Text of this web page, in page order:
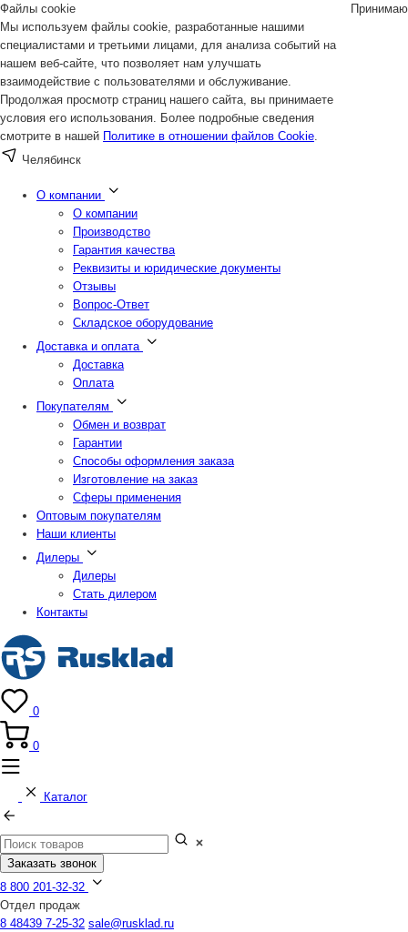
Файлы cookie
Мы используем файлы cookie, разработанные нашими
специалистами и третьими лицами, для анализа событий на
нашем веб-сайте, что позволяет нам улучшать
взаимодействие с пользователями и обслуживание.
Продолжая просмотр страниц нашего сайта, вы принимаете
условия его использования. Более подробные сведения
смотрите в нашей Политике в отношении файлов Cookie.
Принимаю
Челябинск
О компании
О компании
Производство
Гарантия качества
Реквизиты и юридические документы
Отзывы
Вопрос-Ответ
Складское оборудование
Доставка и оплата
Доставка
Оплата
Покупателям
Обмен и возврат
Гарантии
Способы оформления заказа
Изготовление на заказ
Сферы применения
Оптовым покупателям
Наши клиенты
Дилеры
Дилеры
Стать дилером
Контакты
0
0
Каталог
Заказать звонок
8 800 201-32-32
Отдел продаж
8 48439 7-25-32 sale@rusklad.ru